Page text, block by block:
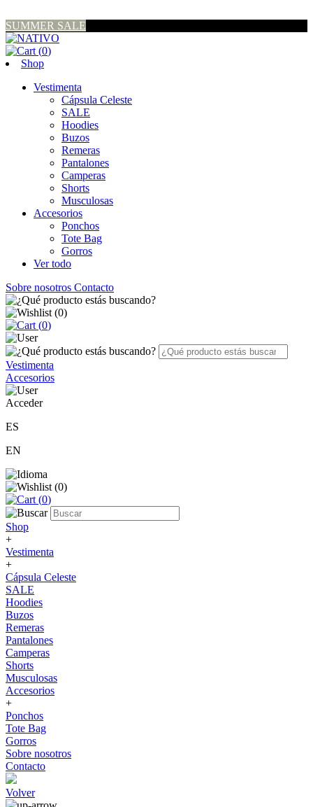
SUMMER SALE
(0)
Shop
Vestimenta
Cápsula Celeste
SALE
Hoodies
Buzos
Remeras
Pantalones
Camperas
Shorts
Musculosas
Accesorios
Ponchos
Tote Bag
Gorros
Ver todo
Sobre nosotros Contacto
(0)
(0)
Vestimenta
Accesorios
Acceder
ES
EN
(0)
(0)
Shop
+
Vestimenta
+
Cápsula Celeste
SALE
Hoodies
Buzos
Remeras
Pantalones
Camperas
Shorts
Musculosas
Accesorios
+
Ponchos
Tote Bag
Gorros
Sobre nosotros
Contacto
Volver